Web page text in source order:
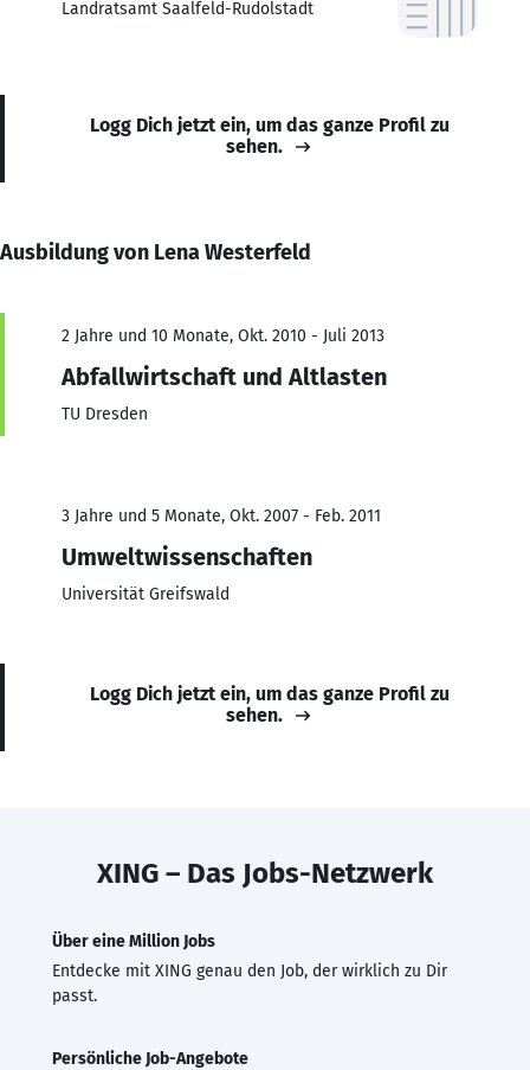
Landratsamt Saalfeld-Rudolstadt
Logg Dich jetzt ein, um das ganze Profil zu
sehen.
Ausbildung von Lena Westerfeld
2 Jahre und 10 Monate, Okt. 2010 - Juli 2013
Abfallwirtschaft und Altlasten
TU Dresden
3 Jahre und 5 Monate, Okt. 2007 - Feb. 2011
Umweltwissenschaften
Universität Greifswald
Logg Dich jetzt ein, um das ganze Profil zu
sehen.
XING – Das Jobs-Netzwerk
Über eine Million Jobs
Entdecke mit XING genau den Job, der wirklich zu Dir
passt.
Persönliche Job-Angebote